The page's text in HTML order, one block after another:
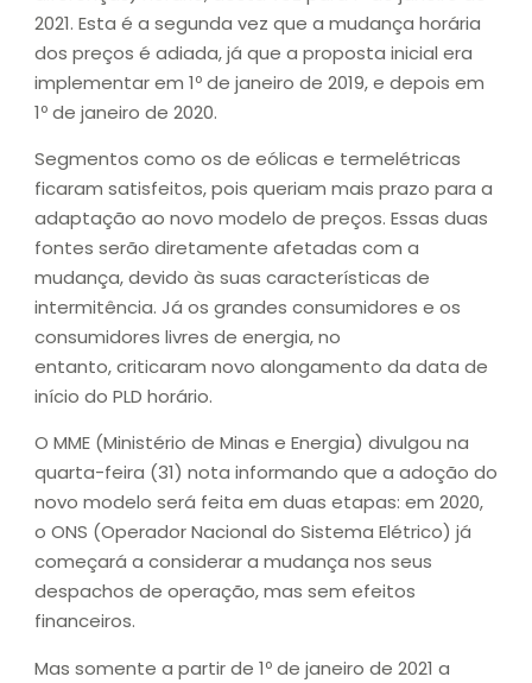
2021. Esta é a segunda vez que a mudança horária
dos preços é adiada, já que a proposta inicial era
implementar em 1º de janeiro de 2019, e depois em
1º de janeiro de 2020.
Segmentos como os de eólicas e termelétricas
ficaram satisfeitos, pois queriam mais prazo para a
adaptação ao novo modelo de preços. Essas duas
fontes serão diretamente afetadas com a
mudança, devido às suas características de
intermitência. Já os grandes consumidores e os
consumidores livres de energia, no
entanto, criticaram novo alongamento da data de
início do PLD horário.
O MME (Ministério de Minas e Energia) divulgou na
quarta-feira (31) nota informando que a adoção do
novo modelo será feita em duas etapas: em 2020,
o ONS (Operador Nacional do Sistema Elétrico) já
começará a considerar a mudança nos seus
despachos de operação, mas sem efeitos
financeiros.
Mas somente a partir de 1º de janeiro de 2021 a